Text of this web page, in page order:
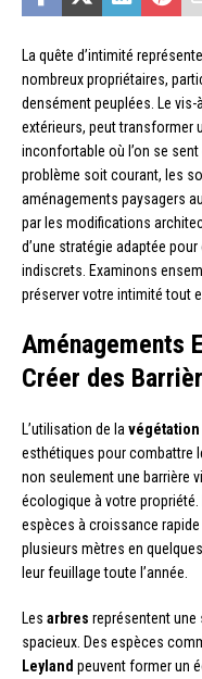
La quête d’intimité
nombreux propriétaires,
densément peuplées. Le
extérieurs, peut transformer
inconfortable où l’on se
problème soit courant, les
aménagements paysagers
par les modifications
d’une stratégie adaptée
indiscrets. Examinons
préserver votre intimité tout
Aménagements
Créer des
L’utilisation de la végétation
esthétiques pour combattre
non seulement une barrière
écologique à votre
espèces à croissance
plusieurs mètres en
leur feuillage toute l’année.
Les arbres représentent
spacieux. Des espèces
Leyland peuvent former un